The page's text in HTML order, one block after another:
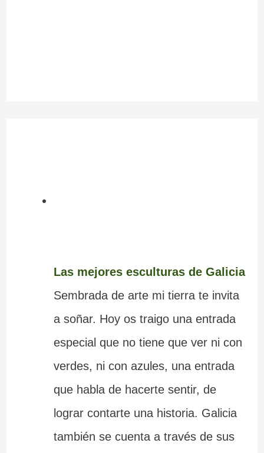
Las mejores esculturas de Galicia
Sembrada de arte mi tierra te invita
a soñar. Hoy os traigo una entrada
especial que no tiene que ver ni con
verdes, ni con azules, una entrada
que habla de hacerte sentir, de
lograr contarte una historia. Galicia
también se cuenta a través de sus